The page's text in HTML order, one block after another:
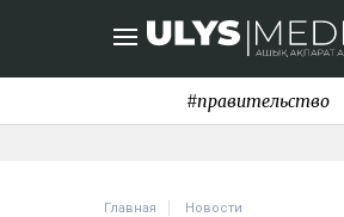
#правительство
Главная Новости